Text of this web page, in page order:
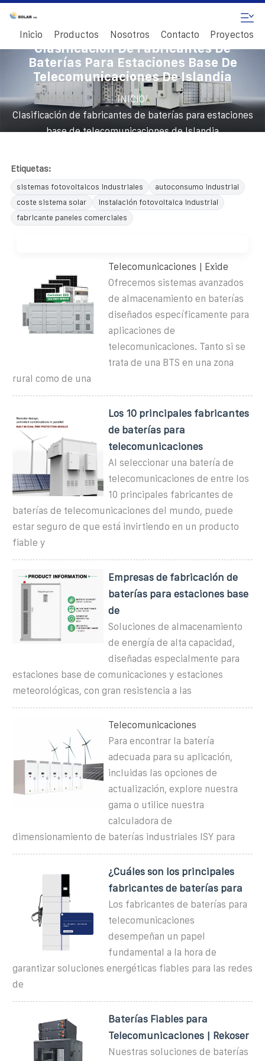
Inicio Productos Nosotros Contacto Proyectos
Clasificación De Fabricantes De
Baterías Para Estaciones Base De
Telecomunicaciones De Islandia
INICIO/
Clasificación de fabricantes de baterías para estaciones
base de telecomunicaciones de Islandia
Etiquetas:
sistemas fotovoltaicos industriales
autoconsumo industrial
coste sistema solar
instalación fotovoltaica industrial
fabricante paneles comerciales
Telecomunicaciones | Exide
Ofrecemos sistemas avanzados
de almacenamiento en baterías
diseñados específicamente para
aplicaciones de
telecomunicaciones. Tanto si se
trata de una BTS en una zona
rural como de una
Los 10 principales fabricantes
de baterías para
telecomunicaciones
Al seleccionar una batería de
telecomunicaciones de entre los
10 principales fabricantes de
baterías de telecomunicaciones del mundo, puede
estar seguro de que está invirtiendo en un producto
fiable y
Empresas de fabricación de
baterías para estaciones base
de
Soluciones de almacenamiento
de energía de alta capacidad,
diseñadas especialmente para
estaciones base de comunicaciones y estaciones
meteorológicas, con gran resistencia a las
Telecomunicaciones
Para encontrar la batería
adecuada para su aplicación,
incluidas las opciones de
actualización, explore nuestra
gama o utilice nuestra
calculadora de
dimensionamiento de baterías industriales ISY para
¿Cuáles son los principales
fabricantes de baterías para
Los fabricantes de baterías para
telecomunicaciones
desempeñan un papel
fundamental a la hora de
garantizar soluciones energéticas fiables para las redes
de
Baterías Fiables para
Telecomunicaciones | Rekoser
Nuestras soluciones de baterías